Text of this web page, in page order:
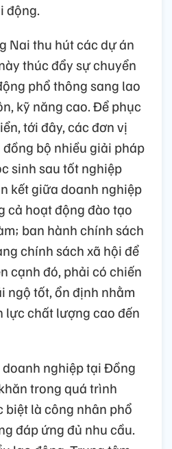
động.
Nai thu hút các dự án
thúc đẩy sự chuyển
phổ thông sang lao
kỹ năng cao. Để phục
tới đây, các đơn vị
bộ nhiều giải pháp
sinh sau tốt nghiệp
kết giữa doanh nghiệp
cả hoạt động đào tạo
ban hành chính sách
chính sách xã hội để
cạnh đó, phải có chiến
ngộ tốt, ổn định nhằm
lực chất lượng cao đến
nghiệp tại Đồng
trong quá trình
biệt là công nhân phổ
đáp ứng đủ nhu cầu.